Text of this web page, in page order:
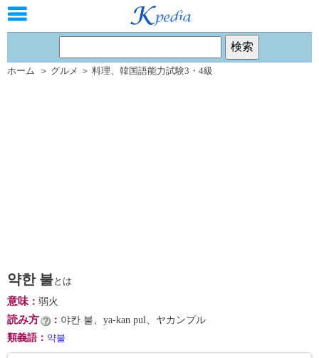
ホーム ＞ グルメ ＞ 料理、 韓国語能力試験3・4級
약한 불とは
意味： 弱火
読み方 ： 야칸 불、ya-kan pul、ヤカンプル
類義語 ： 약불